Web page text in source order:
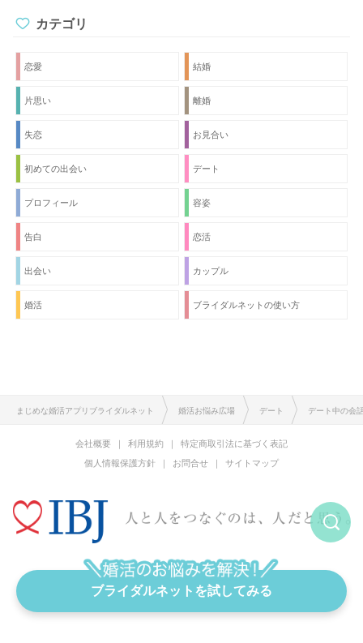
ブライダルネットを試してみる
カテゴリ
恋愛 結婚
片思い 離婚
失恋 お見合い
初めての出会い デート
プロフィール 容姿
告白 恋活
出会い カップル
婚活 ブライダルネットの使い方
まじめな婚活アプリブライダルネット 婚活お悩み広場 デート デート中の会
会社概要 利用規約
特定商取引法に基づく表記
個人情報保護方針
お問合せ サイトマップ
恋愛と結婚をまじめに考える婚活アプリ
Copyright © IBJ Inc. All rights reserved.